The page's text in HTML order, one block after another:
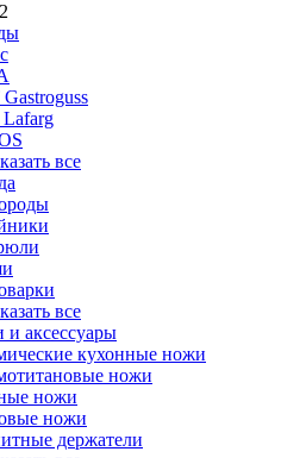
Lafarg
все
все
аксессуары
кухонные ножи
ножи
ножи
ножи
держатели